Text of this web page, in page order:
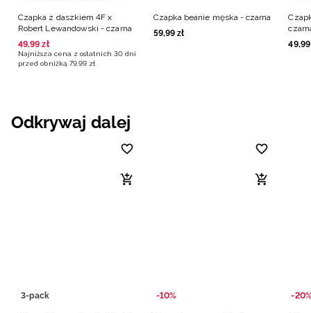
Czapka z daszkiem 4F x
Robert Lewandowski - czarna
49,99 zł
Najniższa cena z ostatnich 30 dni
przed obniżką 79,99 zł
Czapka beanie męska - czarna
59,99 zł
49,99
Odkrywaj dalej
3-pack -10% -20%